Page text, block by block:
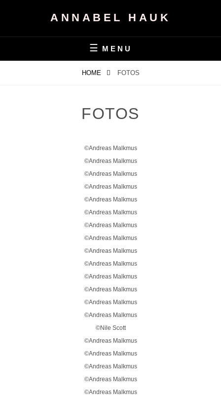
ANNABEL HAUK
MENU
HOME FOTOS
FOTOS
©Andreas Malkmus
©Andreas Malkmus
©Andreas Malkmus
©Andreas Malkmus
©Andreas Malkmus
©Andreas Malkmus
©Andreas Malkmus
©Andreas Malkmus
©Andreas Malkmus
©Andreas Malkmus
©Andreas Malkmus
©Andreas Malkmus
©Andreas Malkmus
©Andreas Malkmus
©Nile Scott
©Andreas Malkmus
©Andreas Malkmus
©Andreas Malkmus
©Andreas Malkmus
©Andreas Malkmus